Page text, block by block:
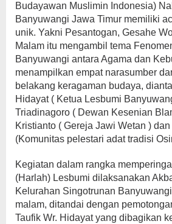
Budayawan Muslimin Indonesia)
Banyuwangi Jawa Timur memiliki
unik. Yakni Pesantogan, Gesahe
Malam itu mengambil tema
Banyuwangi antara Agama dan
menampilkan empat narasumber
belakang keragaman budaya,
Hidayat ( Ketua Lesbumi
Triadinagoro ( Dewan Kesenian
Kristianto ( Gereja Jawi Wetan )
(Komunitas pelestari adat tradisi
Kegiatan dalam rangka
(Harlah) Lesbumi dilaksanakan
Kelurahan Singotrunan
malam, ditandai dengan
Taufik Wr. Hidayat yang dibagikan